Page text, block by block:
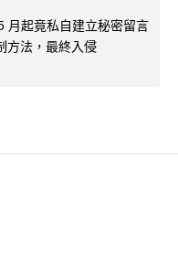
月起竟私自建立秘密留言
方法，最終入侵